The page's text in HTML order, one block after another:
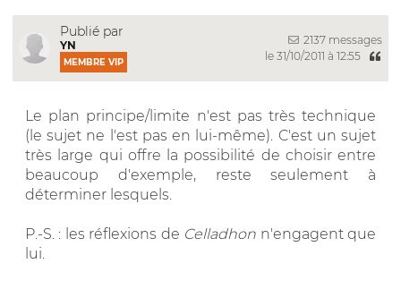
Publié par
YN
MEMBRE VIP
2137 messages
le 31/10/2011 à 12:55
Le plan principe/limite n'est pas très technique
(le sujet ne l'est pas en lui-même). C'est un sujet
très large qui offre la possibilité de choisir entre
beaucoup d'exemple, reste seulement à
déterminer lesquels.
P.-S. : les réflexions de Celladhon n'engagent que
lui.